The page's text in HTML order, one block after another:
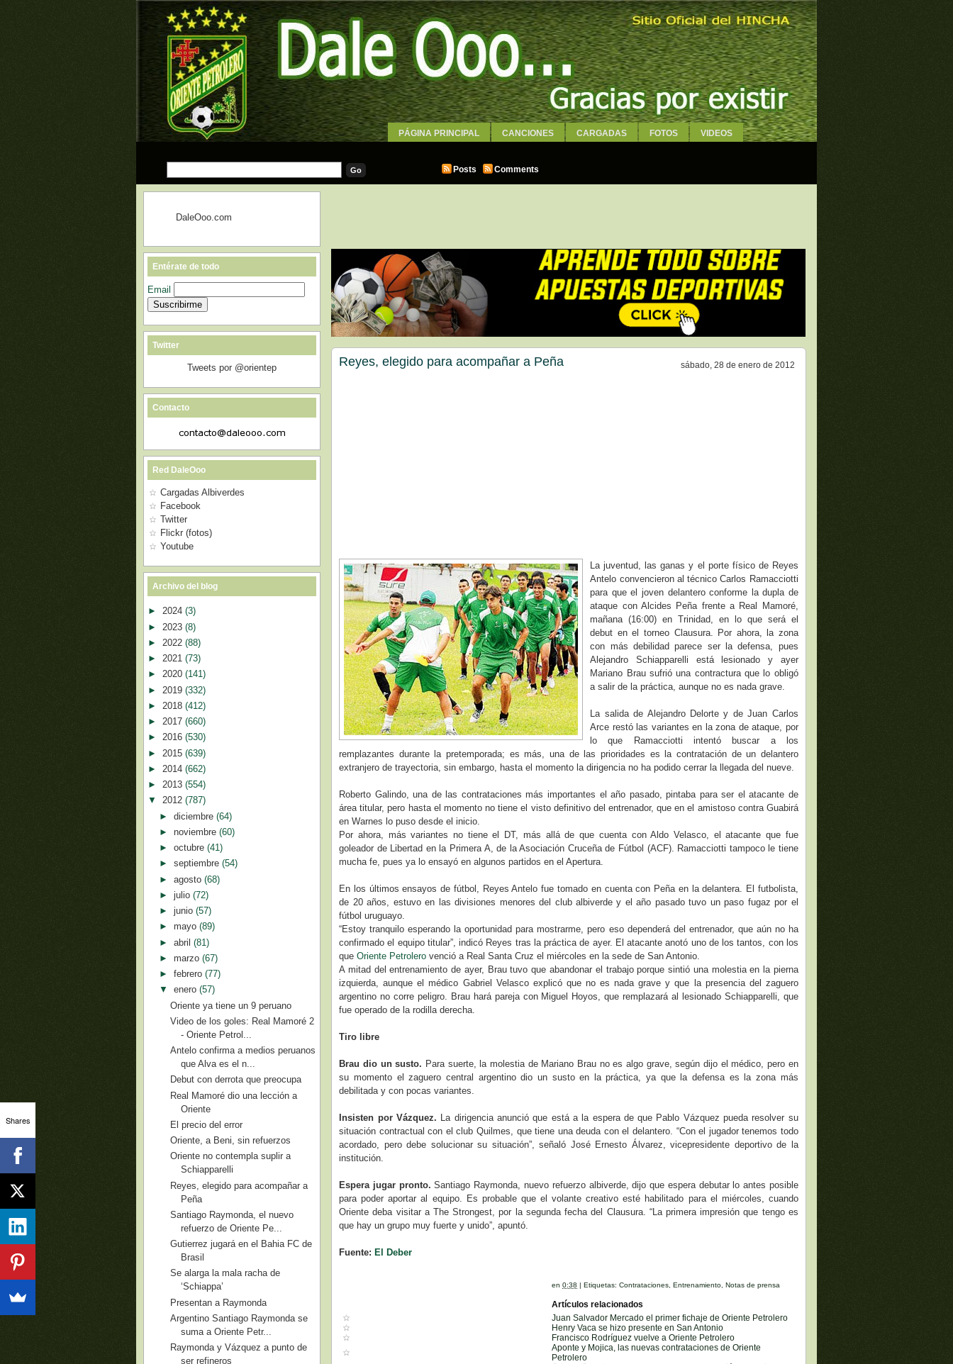
PÁGINA PRINCIPAL CANCIONES CARGADAS FOTOS VIDEOS
Posts
Comments
sábado, 28 de enero de 2012
Reyes, elegido para acompañar a Peña
La juventud, las ganas y el porte físico de Reyes
Antelo convencieron al técnico Carlos Ramacciotti
para que el joven delantero conforme la dupla de
ataque con Alcides Peña frente a Real Mamoré,
mañana (16:00) en Trinidad, en lo que será el
debut en el torneo Clausura. Por ahora, la zona
con más debilidad parece ser la defensa, pues
Alejandro Schiapparelli está lesionado y ayer
Mariano Brau sufrió una contractura que lo obligó
a salir de la práctica, aunque no es nada grave.
La salida de Alejandro Delorte y de Juan Carlos
Arce restó las variantes en la zona de ataque, por
lo que Ramacciotti intentó buscar a los
remplazantes durante la pretemporada; es más, una de las prioridades es la contratación de un delantero
extranjero de trayectoria, sin embargo, hasta el momento la dirigencia no ha podido cerrar la llegada del nueve.
Roberto Galindo, una de las contrataciones más importantes el año pasado, pintaba para ser el atacante de
área titular, pero hasta el momento no tiene el visto definitivo del entrenador, que en el amistoso contra Guabirá
en Warnes lo puso desde el inicio.
Por ahora, más variantes no tiene el DT, más allá de que cuenta con Aldo Velasco, el atacante que fue
goleador de Libertad en la Primera A, de la Asociación Cruceña de Fútbol (ACF). Ramacciotti tampoco le tiene
mucha fe, pues ya lo ensayó en algunos partidos en el Apertura.
En los últimos ensayos de fútbol, Reyes Antelo fue tomado en cuenta con Peña en la delantera. El futbolista,
de 20 años, estuvo en las divisiones menores del club albiverde y el año pasado tuvo un paso fugaz por el
fútbol uruguayo.
“Estoy tranquilo esperando la oportunidad para mostrarme, pero eso dependerá del entrenador, que aún no ha
confirmado el equipo titular”, indicó Reyes tras la práctica de ayer. El atacante anotó uno de los tantos, con los
queOriente Petrolero venció a Real Santa Cruz el miércoles en la sede de San Antonio.
A mitad del entrenamiento de ayer, Brau tuvo que abandonar el trabajo porque sintió una molestia en la pierna
izquierda, aunque el médico Gabriel Velasco explicó que no es nada grave y que la presencia del zaguero
argentino no corre peligro. Brau hará pareja con Miguel Hoyos, que remplazará al lesionado Schiapparelli, que
fue operado de la rodilla derecha.
Tiro libre
Brau dio un susto. Para suerte, la molestia de Mariano Brau no es algo grave, según dijo el médico, pero en
su momento el zaguero central argentino dio un susto en la práctica, ya que la defensa es la zona más
debilitada y con pocas variantes.
Insisten por Vázquez. La dirigencia anunció que está a la espera de que Pablo Vázquez pueda resolver su
situación contractual con el club Quilmes, que tiene una deuda con el delantero. “Con el jugador tenemos todo
acordado, pero debe solucionar su situación”, señaló José Ernesto Álvarez, vicepresidente deportivo de la
institución.
Espera jugar pronto.Santiago Raymonda, nuevo refuerzo albiverde, dijo que espera debutar lo antes posible
para poder aportar al equipo. Es probable que el volante creativo esté habilitado para el miércoles, cuando
Oriente deba visitar a The Strongest, por la segunda fecha del Clausura. “La primera impresión que tengo es
que hay un grupo muy fuerte y unido”, apuntó.
Fuente: El Deber
en0:38 |Etiquetas:Contrataciones ,Entrenamiento ,Notas de prensa
Artículos relacionados
Juan Salvador Mercado el primer fichaje de Oriente Petrolero
Henry Vaca se hizo presente en San Antonio
Francisco Rodríguez vuelve a Oriente Petrolero
Aponte y Mojica, las nuevas contrataciones de Oriente
Petrolero
DaleOoo.com
Entérate de todo
Email
Twitter
Tweets por @orientep
Contacto
Red DaleOoo
Cargadas Albiverdes
Facebook
Twitter
Flickr (fotos)
Youtube
Archivo del blog
► 2024 (3)
► 2023 (8)
► 2022 (88)
► 2021 (73)
► 2020 (141)
► 2019 (332)
► 2018 (412)
► 2017 (660)
► 2016 (530)
► 2015 (639)
► 2014 (662)
► 2013 (554)
▼ 2012 (787)
► diciembre (64)
► noviembre (60)
► octubre (41)
► septiembre (54)
► agosto (68)
► julio (72)
► junio (57)
► mayo (89)
► abril (81)
► marzo (67)
► febrero (77)
▼ enero (57)
Oriente ya tiene un 9 peruano
Video de los goles: Real Mamoré 2
- Oriente Petrol...
Antelo confirma a medios peruanos
que Alva es el n...
Debut con derrota que preocupa
Real Mamoré dio una lección a
Oriente
El precio del error
Oriente, a Beni, sin refuerzos
Oriente no contempla suplir a
Schiapparelli
Reyes, elegido para acompañar a
Peña
Santiago Raymonda, el nuevo
refuerzo de Oriente Pe...
Gutierrez jugará en el Bahia FC de
Brasil
Se alarga la mala racha de
‘Schiappa’
Presentan a Raymonda
Argentino Santiago Raymonda se
suma a Oriente Petr...
Raymonda y Vázquez a punto de
ser refineros
Shares